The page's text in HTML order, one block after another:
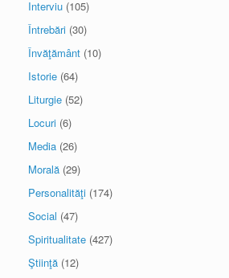
Interviu (105)
Întrebări (30)
Învăţământ (10)
Istorie (64)
Liturgie (52)
Locuri (6)
Media (26)
Morală (29)
Personalităţi (174)
Social (47)
Spiritualitate (427)
Ştiinţă (12)